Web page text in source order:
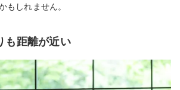
もしれません。
も距離が近い